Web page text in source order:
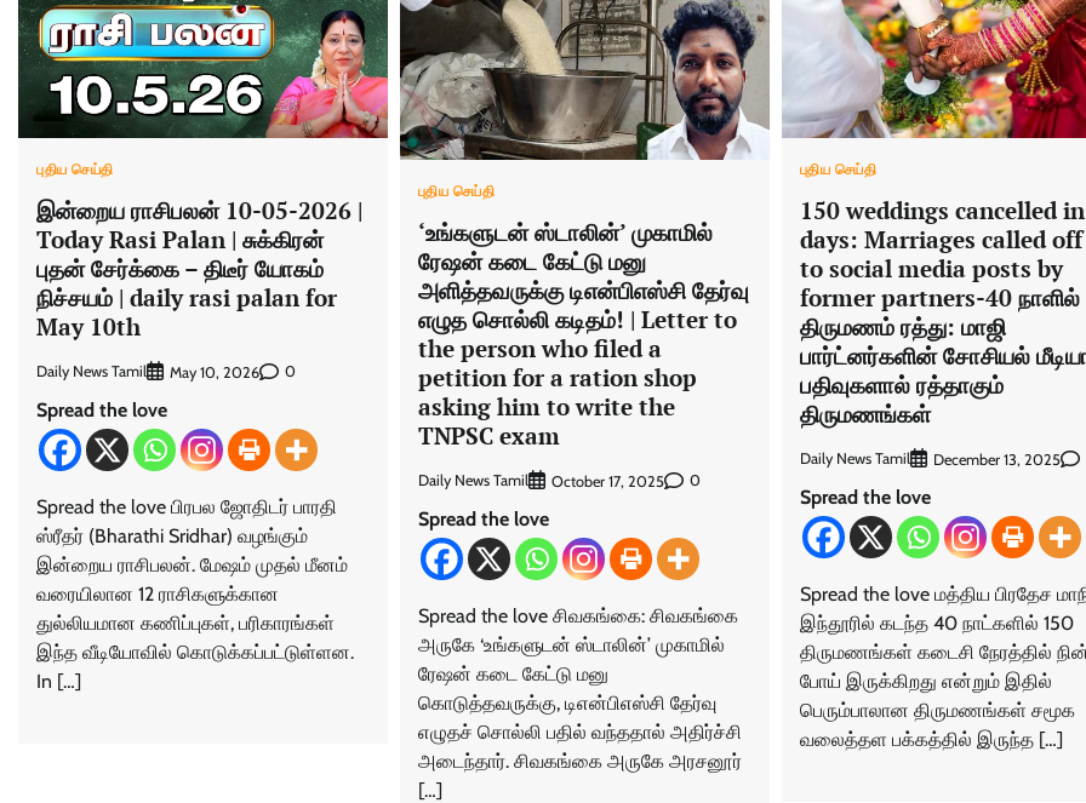
புதிய செய்தி
இன்றைய ராசிபலன் 10-05-2026 |
Today Rasi Palan | சுக்கிரன்
புதன் சேர்க்கை – திடீர் யோகம்
நிச்சயம் | daily rasi palan for
May 10th
Daily News Tamil May 10, 2026 0
Spread the love
Spread the love பிரபல ஜோதிடர் பாரதி
ஸ்ரீதர் (Bharathi Sridhar) வழங்கும்
இன்றைய ராசிபலன். மேஷம் முதல் மீனம்
வரையிலான 12 ராசிகளுக்கான
துல்லியமான கணிப்புகள், பரிகாரங்கள்
இந்த வீடியோவில் கொடுக்கப்பட்டுள்ளன.
In […]
புதிய செய்தி
‘உங்களுடன் ஸ்டாலின்’ முகாமில்
ரேஷன் கடை கேட்டு மனு
அளித்தவருக்கு டிஎன்பிஎஸ்சி தேர்வு
எழுத சொல்லி கடிதம்! | Letter to
the person who filed a
petition for a ration shop
asking him to write the
TNPSC exam
Daily News Tamil October 17, 2025 0
Spread the love
Spread the love சிவகங்கை: சிவகங்கை
அருகே ‘உங்களுடன் ஸ்டாலின்’ முகாமில்
ரேஷன் கடை கேட்டு மனு
கொடுத்தவருக்கு, டிஎன்பிஎஸ்சி தேர்வு
எழுதச் சொல்லி பதில் வந்ததால் அதிர்ச்சி
அடைந்தார். சிவகங்கை அருகே அரசனூர்
[…]
புதிய செய்தி
150 weddings cancelled
days: Marriages called
to social media posts by
former partners-40 நாளில்
திருமணம் ரத்து: மாஜி
பார்ட்னர்களின் சோசியல்
பதிவுகளால் ரத்தாகும்
திருமணங்கள்
Daily News Tamil December 13, 2025
Spread the love
Spread the love மத்திய பிரதேச
இந்தூரில் கடந்த 40 நாட்களில் 150
திருமணங்கள் கடைசி நேரத்தில்
போய் இருக்கிறது என்றும் இதில்
பெரும்பாலான திருமணங்கள் சமூக
வலைத்தள பக்கத்தில் இருந்த […]